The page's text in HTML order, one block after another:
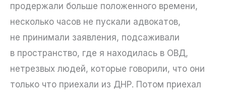
продержали больше положенного времени,
несколько часов не пускали адвокатов,
не принимали заявления, подсаживали
в пространство, где я находилась в ОВД,
нетрезвых людей, которые говорили, что они
только что приехали из ДНР. Потом приехал